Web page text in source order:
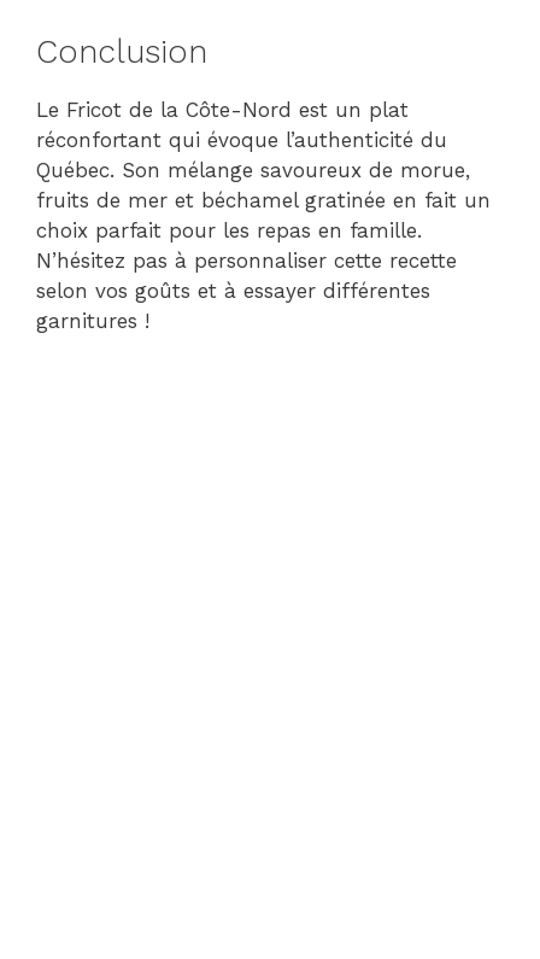
Conclusion
Le Fricot de la Côte-Nord est un plat
réconfortant qui évoque l’authenticité du
Québec. Son mélange savoureux de morue,
fruits de mer et béchamel gratinée en fait un
choix parfait pour les repas en famille.
N’hésitez pas à personnaliser cette recette
selon vos goûts et à essayer différentes
garnitures !